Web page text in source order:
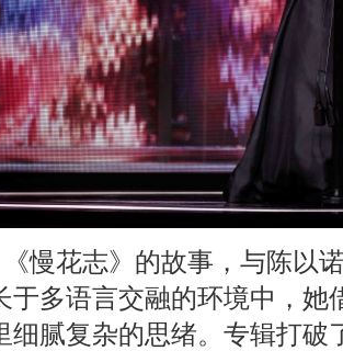
《慢花志》的故事，与陈以
于多语言交融的环境中，
细腻复杂的思绪。专辑打破